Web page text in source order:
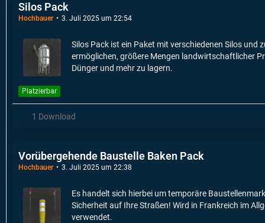
Silos Pack
Hochbauer 3. Juli 2025 um 22:54
Silos Pack ist ein Paket mit verschiedenen Silos und
ermöglichen, größere Mengen landwirtschaftlicher
Dünger und mehr zu lagern.
Platzierbar
1 Download
Vorübergehende Baustelle Baken Pack
Hochbauer 3. Juli 2025 um 22:38
Es handelt sich hierbei um temporäre
Sicherheit auf Ihre Straßen! Wird in Frankreich im
verwendet.